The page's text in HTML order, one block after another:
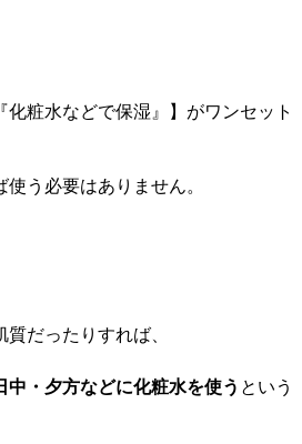
化粧水などで保湿』】 がワンセット
う必要はありません。
だったりすれば、
中・夕方などに化粧水を使う という